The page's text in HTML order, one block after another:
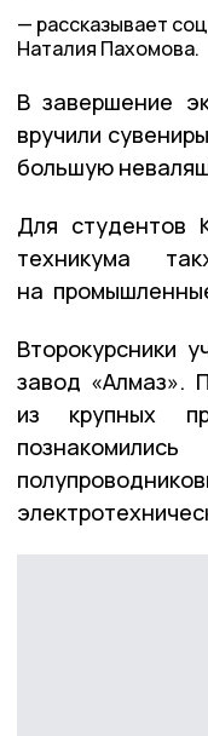
рассказывает
Наталия Пахомова.
В завершение
вручили
большую
Для студентов
техникума
на
Второкурсники
завод «Алмаз».
из крупных